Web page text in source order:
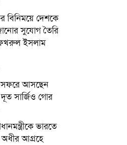
বিনিময়ে দেশকে
সুযোগ তৈরি
ফখরুল ইসলাম
সফরে আসছেন
দূত সার্জিও গোর
ভারতে
অধীর আগ্রহে